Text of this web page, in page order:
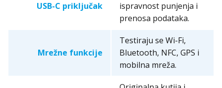
USB-C priključak
ispravnost punjenja i
prenosa podataka.
Mrežne funkcije
Testiraju se Wi-Fi,
Bluetooth, NFC, GPS i
mobilna mreža.